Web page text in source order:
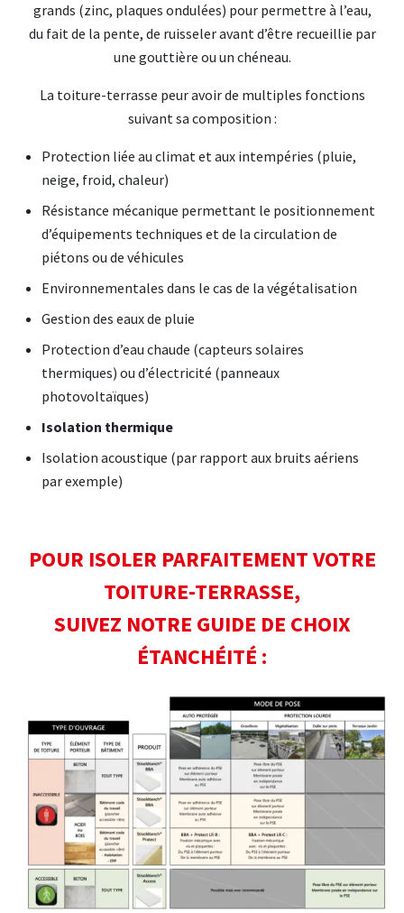
grands (zinc, plaques ondulées) pour permettre à l’eau,
du fait de la pente, de ruisseler avant d’être recueillie par
une gouttière ou un chéneau.
La toiture-terrasse peur avoir de multiples fonctions
suivant sa composition :
Protection liée au climat et aux intempéries (pluie,
neige, froid, chaleur)
Résistance mécanique permettant le positionnement
d’équipements techniques et de la circulation de
piétons ou de véhicules
Environnementales dans le cas de la végétalisation
Gestion des eaux de pluie
Protection d’eau chaude (capteurs solaires
thermiques) ou d’électricité (panneaux
photovoltaïques)
Isolation thermique
Isolation acoustique (par rapport aux bruits aériens
par exemple)
POUR ISOLER PARFAITEMENT VOTRE
TOITURE-TERRASSE,
SUIVEZ NOTRE GUIDE DE CHOIX
ÉTANCHÉITÉ :